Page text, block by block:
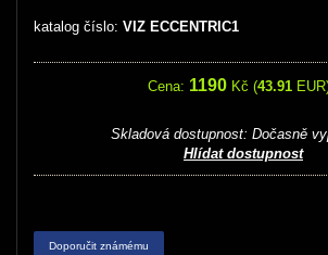
katalog číslo: VIZ ECCENTRIC1
Cena: 1190 Kč (43.91
Skladová dostupnost: Dočasně
Hlídat dostupnost
Doporučit známému